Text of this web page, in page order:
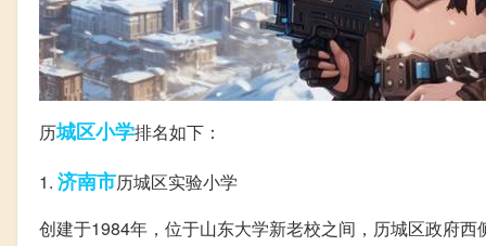
历城区小学排名如下：
1. 济南市历城区实验小学
创建于1984年，位于山东大学新老校之间，历城区政府西